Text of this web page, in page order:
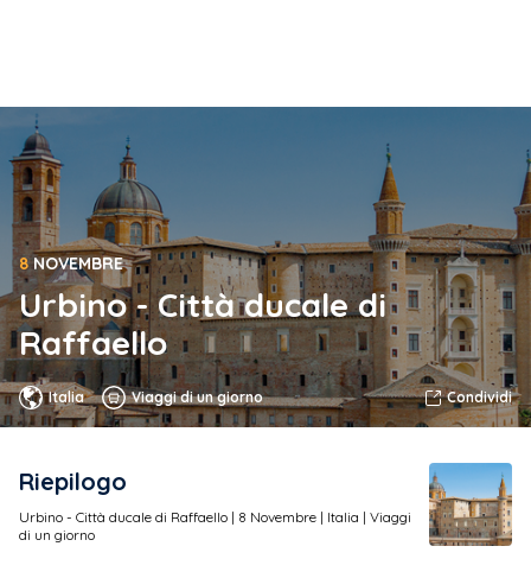
8NOVEMBRE
Urbino - Città ducale di
Raffaello
Italia Viaggi di un giorno Condividi
Riepilogo
Urbino - Città ducale di Raffaello | 8 Novembre | Italia | Viaggi
di un giorno